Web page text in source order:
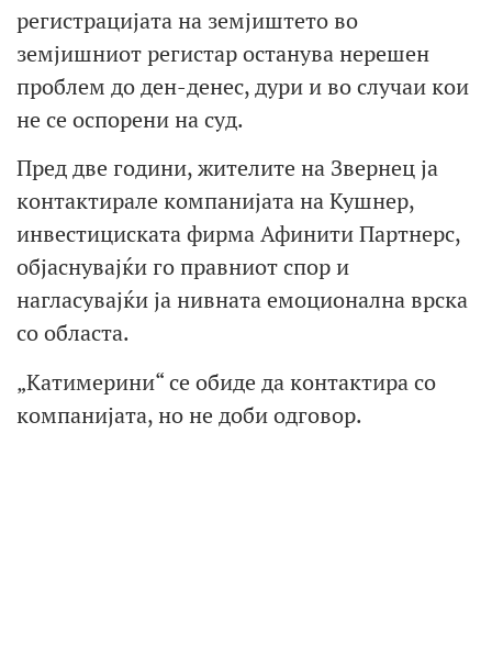
регистрацијата на земјиштето во
земјишниот регистар останува нерешен
проблем до ден-денес, дури и во случаи кои
не се оспорени на суд.
Пред две години, жителите на Звернец ја
контактирале компанијата на Кушнер,
инвестициската фирма Афинити Партнерс,
објаснувајќи го правниот спор и
нагласувајќи ја нивната емоционална врска
со областа.
„Катимерини“ се обиде да контактира со
компанијата, но не доби одговор.